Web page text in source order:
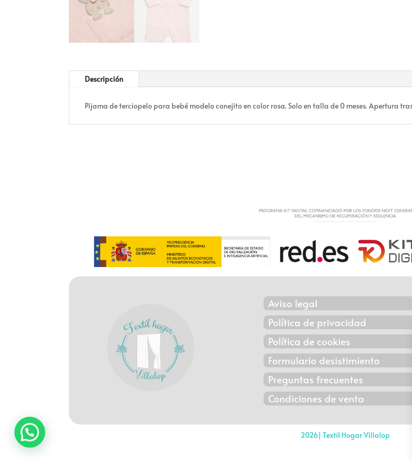
Descripción
Pijama de terciopelo para bebé modelo conejito en color rosa. Solo en talla de 0 meses. Apertura
Aviso legal
Política de privacidad
Política de cookies
Formulario desistimiento
Preguntas frecuentes
Condiciones de venta
2026| Textil Hogar Villalop